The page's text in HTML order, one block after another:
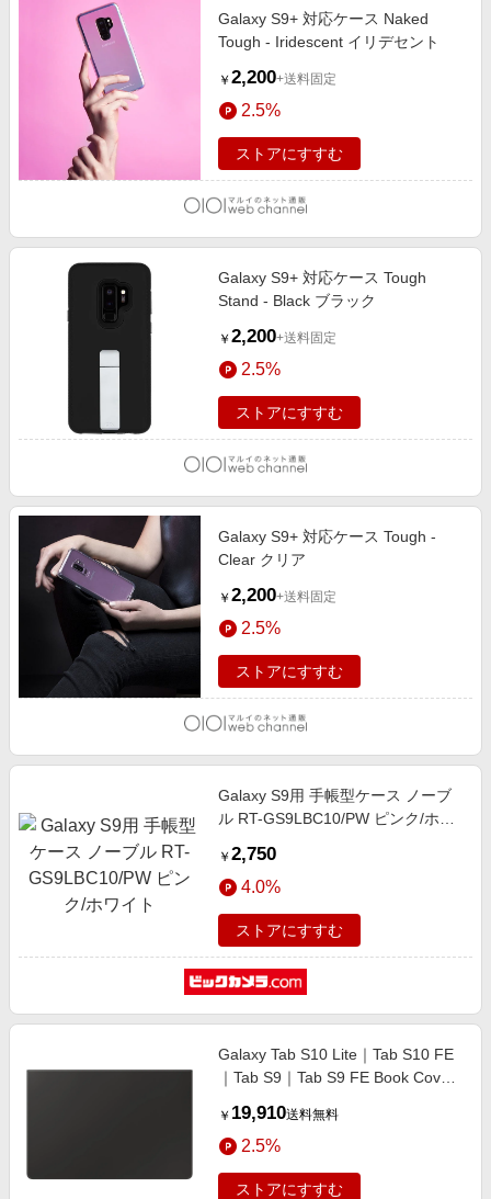
Galaxy S9+ 対応ケース Naked
Tough - Iridescent イリデセント
￥ 2,200+送料固定
2.5%
ストアにすすむ
Galaxy S9+ 対応ケース Tough
Stand - Black ブラック
￥ 2,200+送料固定
2.5%
ストアにすすむ
Galaxy S9+ 対応ケース Tough -
Clear クリア
￥ 2,200+送料固定
2.5%
ストアにすすむ
Galaxy S9用 手帳型ケース ノーブ
ル RT-GS9LBC10/PW ピンク/ホワ
￥ 2,750
4.0%
ストアにすすむ
Galaxy Tab S10 Lite｜Tab S10 FE
｜Tab S9｜Tab S9 FE Book Cover
￥ 19,910送料無料
2.5%
ストアにすすむ